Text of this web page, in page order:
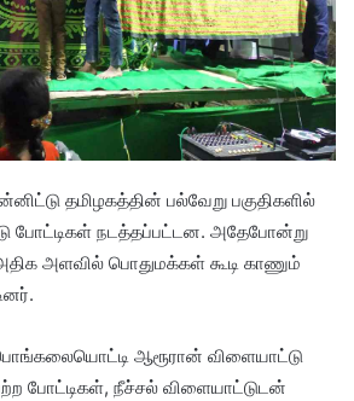
தமிழகத்தின் பல்வேறு பகுதிகளில்
போட்டிகள் நடத்தப்பட்டன. அதேபோன்று
அதிக அளவில் பொதுமக்கள் கூடி காணும்
பொங்கலையொட்டி ஆரூரான் விளையாட்டு
போட்டிகள், நீச்சல் விளையாட்டுடன்